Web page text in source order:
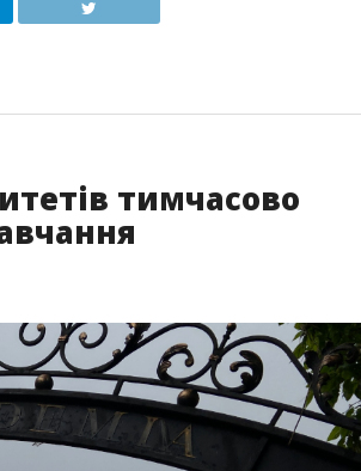
тимчасово